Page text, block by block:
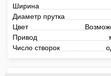
Ширина
Диаметр прутка
Цвет
Привод
Число створок